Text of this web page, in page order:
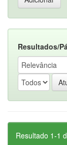
Resultados/
Resultado 1-1